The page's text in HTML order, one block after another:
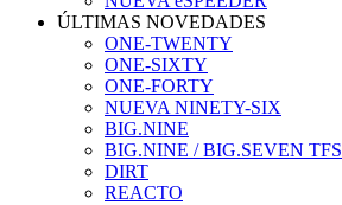
ÚLTIMAS NOVEDADES
ONE-TWENTY
ONE-SIXTY
ONE-FORTY
NUEVA NINETY-SIX
BIG.NINE
BIG.NINE / BIG.SEVEN TFS
DIRT
REACTO